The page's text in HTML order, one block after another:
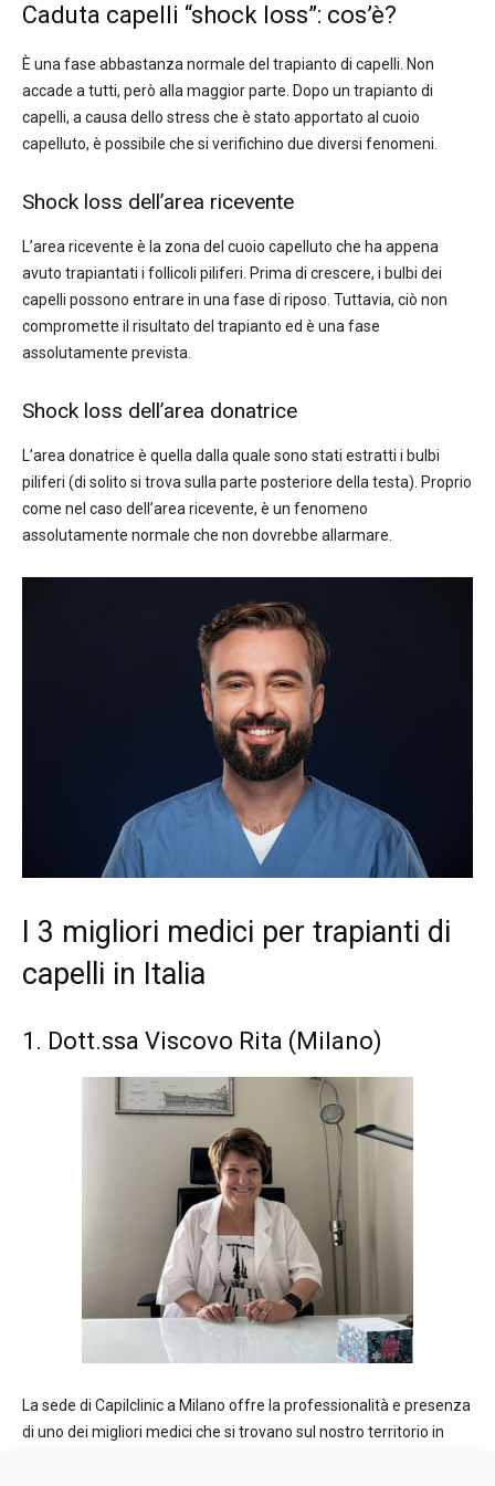
Caduta capelli “shock loss”: cos’è?
È una fase abbastanza normale del trapianto di capelli. Non
accade a tutti, però alla maggior parte. Dopo un trapianto di
capelli, a causa dello stress che è stato apportato al cuoio
capelluto, è possibile che si verifichino due diversi fenomeni.
Shock loss dell’area ricevente
L’area ricevente è la zona del cuoio capelluto che ha appena
avuto trapiantati i follicoli piliferi. Prima di crescere, i bulbi dei
capelli possono entrare in una fase di riposo. Tuttavia, ciò non
compromette il risultato del trapianto ed è una fase
assolutamente prevista.
Shock loss dell’area donatrice
L’area donatrice è quella dalla quale sono stati estratti i bulbi
piliferi (di solito si trova sulla parte posteriore della testa). Proprio
come nel caso dell’area ricevente, è un fenomeno
assolutamente normale che non dovrebbe allarmare.
I 3 migliori medici per trapianti di
capelli in Italia
1. Dott.ssa Viscovo Rita (Milano)
La sede di Capilclinic a Milano offre la professionalità e presenza
di uno dei migliori medici che si trovano sul nostro territorio in